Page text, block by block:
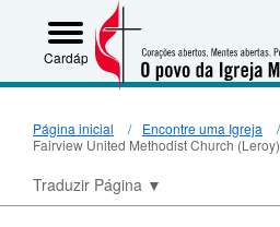
Cardápio
Página inicial
Encontre uma Igreja
Fairview United Methodist Church (Leroy)
Traduzir Página ▼